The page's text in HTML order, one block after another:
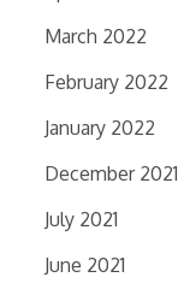
March 2022
February 2022
January 2022
December 2021
July 2021
June 2021